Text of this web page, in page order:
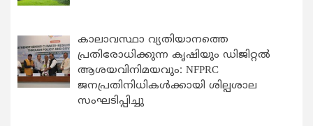
കാലാവസ്ഥാ വ്യതിയാനത്തെ
പ്രതിരോധിക്കുന്ന കൃഷിയും ഡിജിറ്റൽ
ആശയവിനിമയവും: NFPRC
ജനപ്രതിനിധികൾക്കായി ശില്പശാല
സംഘടിപ്പിച്ചു